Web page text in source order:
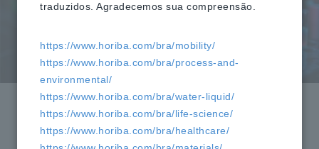
Fluorescência
HORIBA»Científico » Produtos »
Espectrômetro de Fluorescência
traduzidos. Agradecemos sua compreensão.
https://www.horiba.com/bra/mobility/
https://www.horiba.com/bra/process-and-
environmental/
https://www.horiba.com/bra/water-liquid/
https://www.horiba.com/bra/life-science/
https://www.horiba.com/bra/healthcare/